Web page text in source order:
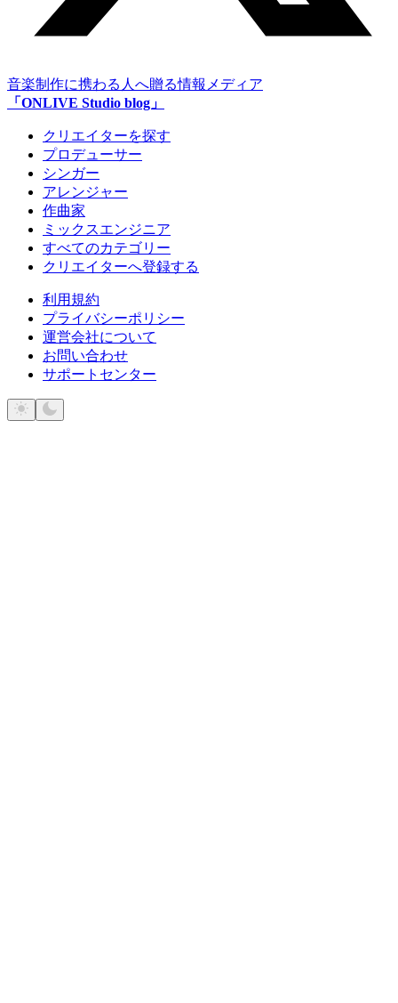
音楽制作に携わる人へ贈る情報メディア
「ONLIVE Studio blog」
クリエイターを探す
プロデューサー
シンガー
アレンジャー
作曲家
ミックスエンジニア
すべてのカテゴリー
クリエイターへ登録する
利用規約
プライバシーポリシー
運営会社について
お問い合わせ
サポートセンター